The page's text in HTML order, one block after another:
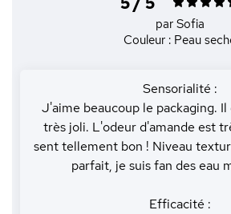
par Sofia
Couleur : Peau
Sensorialité :
J'aime beaucoup le packaging.
très joli. L'odeur d'amande est
sent tellement bon ! Niveau
parfait, je suis fan des eau
Efficacité :